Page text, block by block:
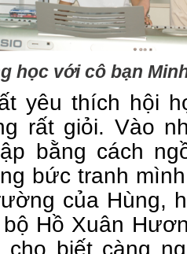
học với cô bạn
yêu thích hội
rất giỏi. Vào
bằng cách
bức tranh
của Hùng,
bộ Hồ Xuân
cho biết càng